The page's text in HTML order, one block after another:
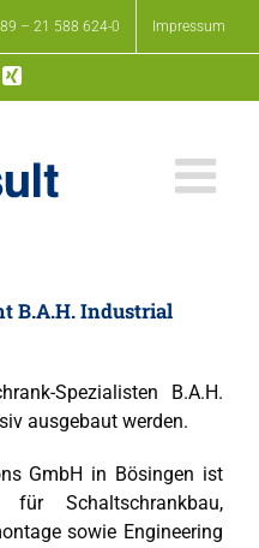
– 21 588 624-0 Impressum
Xing
B.A.H. Industrial
Spezialisten B.A.H.
ausgebaut werden.
GmbH in Bösingen ist
Schaltschrankbau,
sowie Engineering